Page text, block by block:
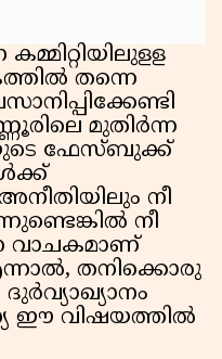
തന്നെ
മുതിര്‍ന്ന
ഫേസ്ബുക്ക്
നീ
നീ
വാചകമാണ്
തനിക്കൊരു
ഈ വിഷയത്തിൽ